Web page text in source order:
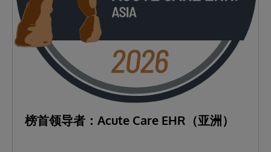
榜首领导者：Acute Care EHR（亚洲）